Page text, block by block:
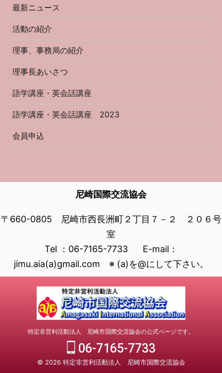
最新ニュース
活動の紹介
理事、事務局の紹介
理事長あいさつ
語学講座・英会話講座
語学講座・英会話講座 2023
会員申込
尼崎国際交流協会
〒660-0805 尼崎市西長洲町２丁目７－２ ２０６号
室
Tel ：06-7165-7733 E-mail：
jimu.aia(a)gmail.com ※ (a)を@にして下さい。
特定非営利活動法人 尼崎市国際交流協会の公式ページです。
06-7165-7733
© 2026 特定非営利活動法人 尼崎市国際交流協会